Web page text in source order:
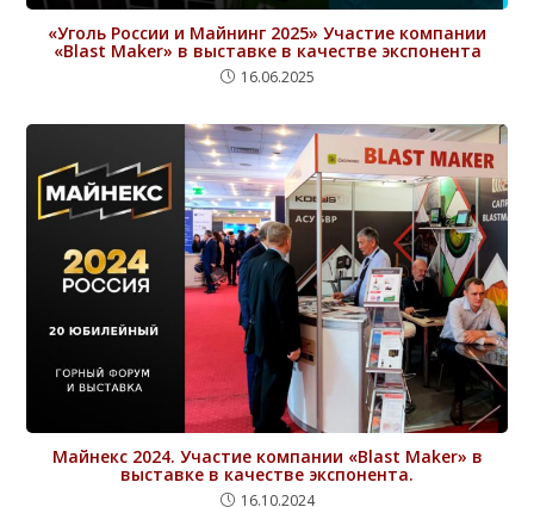
«Уголь России и Майнинг 2025» Участие компании
«Blast Maker» в выставке в качестве экспонента
16.06.2025
Майнекс 2024. Участие компании «Blast Maker» в
выставке в качестве экспонента.
16.10.2024